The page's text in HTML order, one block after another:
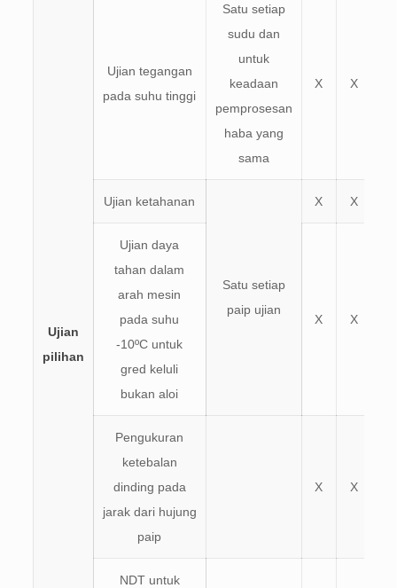
Ujian
pilihan
Ujian tegangan
pada suhu tinggi
Satu setiap
sudu dan
untuk
keadaan
pemprosesan
haba yang
sama
X X
Ujian ketahanan
Satu setiap
paip ujian
X X
Ujian daya
tahan dalam
arah mesin
pada suhu
-10ºC untuk
gred keluli
bukan aloi
X X
Pengukuran
ketebalan
dinding pada
jarak dari hujung
paip
X X
NDT untuk